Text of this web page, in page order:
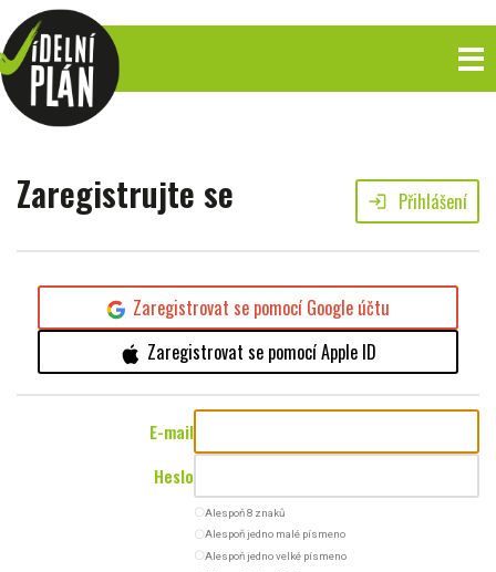
Zaregistrujte se login Přihlášení
Zaregistrovat se pomocí Google účtu
Zaregistrovat se pomocí Apple ID
E-mail
Heslo
radio_button_uncheckedAlespoň 8 znaků
radio_button_uncheckedAlespoň jedno malé písmeno
radio_button_uncheckedAlespoň jedno velké písmeno